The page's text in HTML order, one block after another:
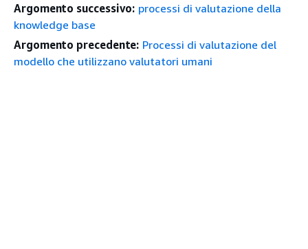
Argomento successivo: processi di valutazione della
knowledge base
Argomento precedente: Processi di valutazione del
modello che utilizzano valutatori umani